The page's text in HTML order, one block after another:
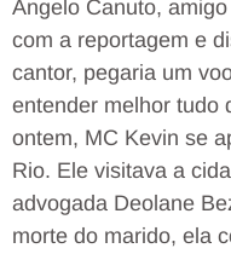
Angelo Canuto,
com a reportagem e
cantor, pegaria um
entender melhor tudo
ontem, MC Kevin se
Rio. Ele visitava a
advogada Deolane
morte do marido, ela